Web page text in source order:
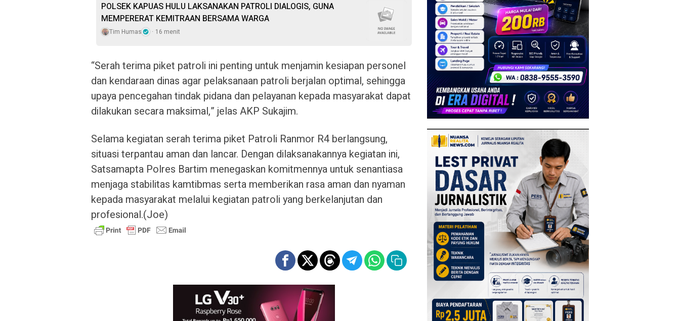
POLSEK KAPUAS HULU LAKSANAKAN PATROLI DIALOGIS, GUNA
MEMPERERAT KEMITRAAN BERSAMA WARGA
Tim Humas 16 menit
“Serah terima piket patroli ini penting untuk menjamin kesiapan personel
dan kendaraan dinas agar pelaksanaan patroli berjalan optimal, sehingga
upaya pencegahan tindak pidana dan pelayanan kepada masyarakat dapat
dilakukan secara maksimal,” jelas AKP Sukajim.
Selama kegiatan serah terima piket Patroli Ranmor R4 berlangsung,
situasi terpantau aman dan lancar. Dengan dilaksanakannya kegiatan ini,
Satsamapta Polres Bartim menegaskan komitmennya untuk senantiasa
menjaga stabilitas kamtibmas serta memberikan rasa aman dan nyaman
kepada masyarakat melalui kegiatan patroli yang berkelanjutan dan
profesional.(Joe)